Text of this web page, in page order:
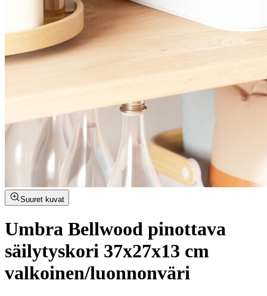
Suuret kuvat
Umbra Bellwood pinottava
säilytyskori 37x27x13 cm
valkoinen/luonnonväri